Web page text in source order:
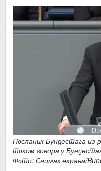
Посланик Бундестага
током говора у
Фото: Снимак екрана/